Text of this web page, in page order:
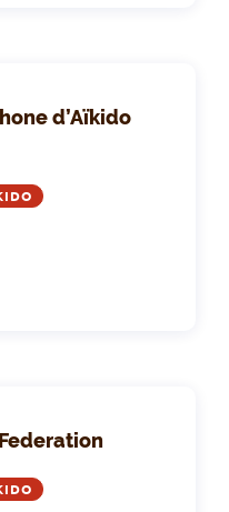
d’Aïkido